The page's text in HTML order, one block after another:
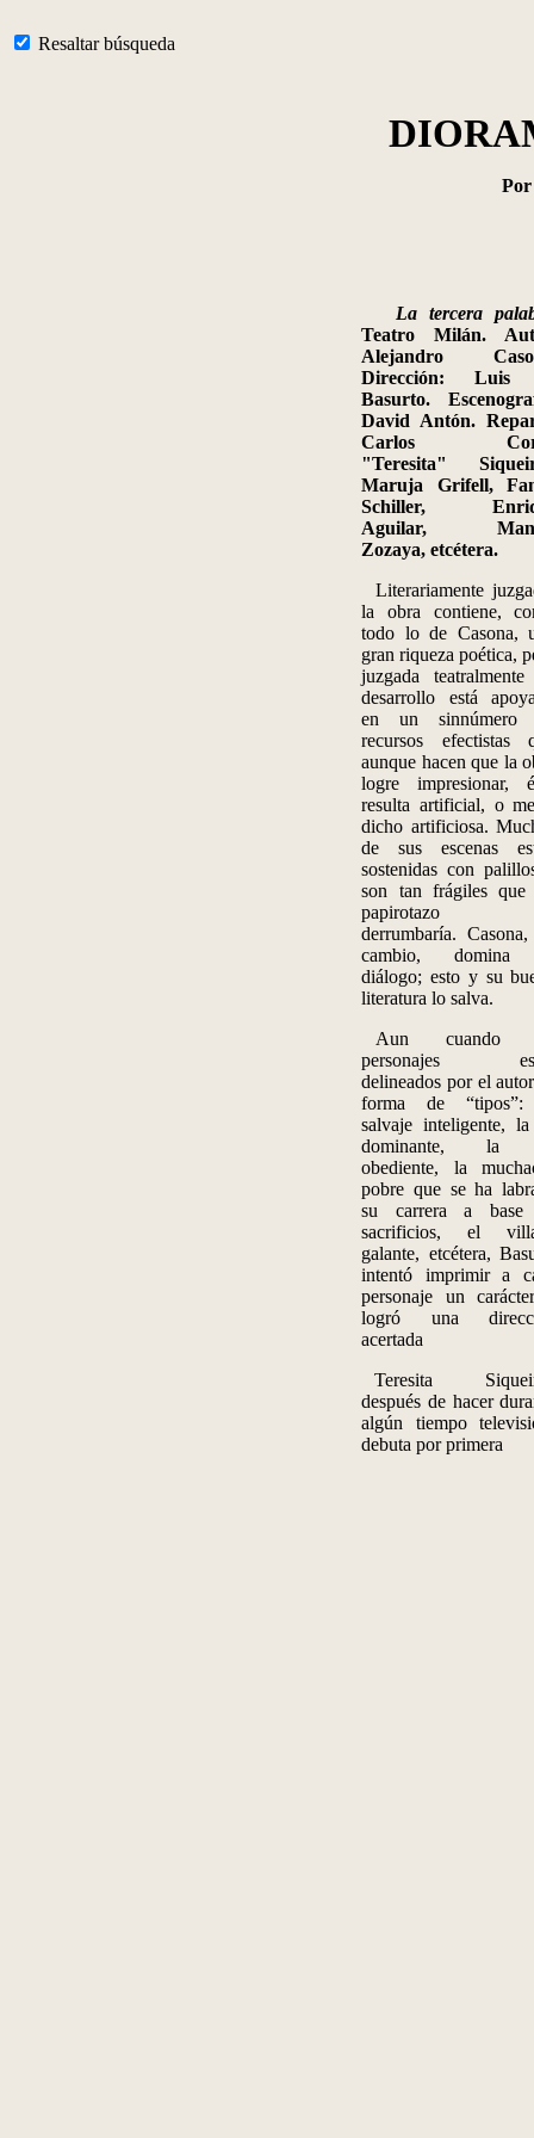
Resaltar búsqueda
La tercera
Teatro Milán.
Alejandro
Dirección: Luis
Basurto.
David Antón.
Carlos
"Teresita"
Maruja Grifell,
Schiller,
Aguilar,
Zozaya, etcétera.
Literariamente
la obra contiene,
todo lo de Casona,
gran riqueza poética,
juzgada
desarrollo está
en un sinnúmero
recursos efectistas
aunque hacen que la
logre impresionar,
resulta artificial, o
dicho artificiosa.
de sus escenas
sostenidas con
son tan frágiles que
papirotazo
derrumbaría.
cambio,
diálogo; esto y su
literatura lo salva.
Aun cuando
personajes
delineados por el
forma de
salvaje inteligente,
dominante, la
obediente, la
pobre que se ha
su carrera a base
sacrificios, el
galante, etcétera,
intentó imprimir a
personaje un
logró una
acertada
Teresita
después de hacer
algún tiempo
debuta por primera